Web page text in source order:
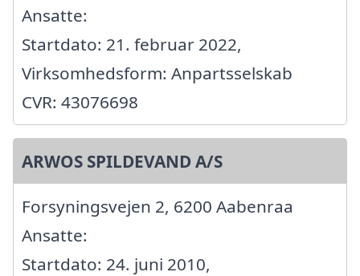
Ansatte:
Startdato: 21. februar 2022,
Virksomhedsform: Anpartsselskab
CVR: 43076698
ARWOS SPILDEVAND A/S
Forsyningsvejen 2, 6200 Aabenraa
Ansatte:
Startdato: 24. juni 2010,